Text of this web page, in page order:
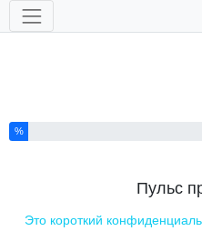
Инструменты
Вы выполнили % этого опроса.
%
Пульс
Это короткий